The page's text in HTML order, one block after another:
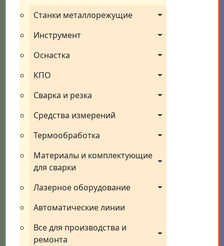
Станки металлорежущие
Инструмент
Оснастка
КПО
Сварка и резка
Средства измерений
Термообработка
Материалы и комплектующие
для сварки
Лазерное оборудование
Автоматические линии
Все для производства и
ремонта